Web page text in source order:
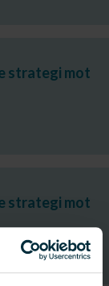
strategi mot
strategi mot